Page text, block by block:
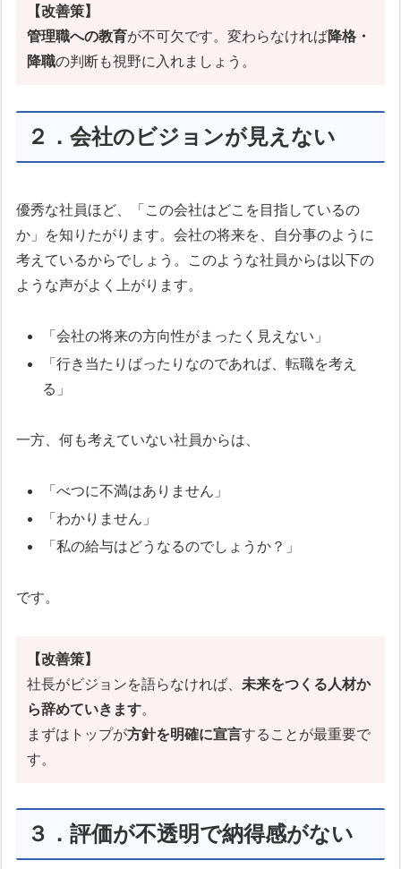
【改善策】
管理職への教育が不可欠です。変わらなければ降格・
降職の判断も視野に入れましょう。
２．会社のビジョンが見えない
優秀な社員ほど、「この会社はどこを目指しているの
か」を知りたがります。会社の将来を、自分事のように
考えているからでしょう。このような社員からは以下の
ような声がよく上がります。
「会社の将来の方向性がまったく見えない」
「行き当たりばったりなのであれば、転職を考え
る」
一方、何も考えていない社員からは、
「べつに不満はありません」
「わかりません」
「私の給与はどうなるのでしょうか？」
です。
【改善策】
社長がビジョンを語らなければ、未来をつくる人材か
ら辞めていきます。
まずはトップが方針を明確に宣言することが最重要で
す。
３．評価が不透明で納得感がない